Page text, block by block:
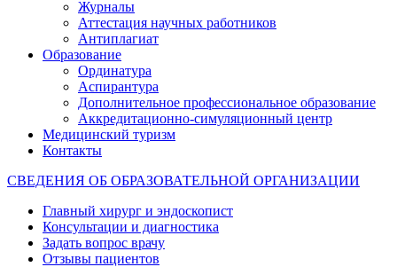
Журналы
Аттестация научных работников
Антиплагиат
Образование
Ординатура
Аспирантура
Дополнительное профессиональное образование
Аккредитационно-симуляционный центр
Медицинский туризм
Контакты
СВЕДЕНИЯ ОБ ОБРАЗОВАТЕЛЬНОЙ ОРГАНИЗАЦИИ
Главный хирург и эндоскопист
Консультации и диагностика
Задать вопрос врачу
Отзывы пациентов